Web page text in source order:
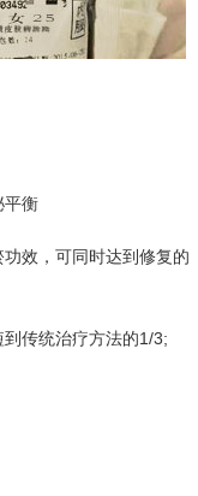
平衡
效，可同时达到修复的
传统治疗方法的1/3;